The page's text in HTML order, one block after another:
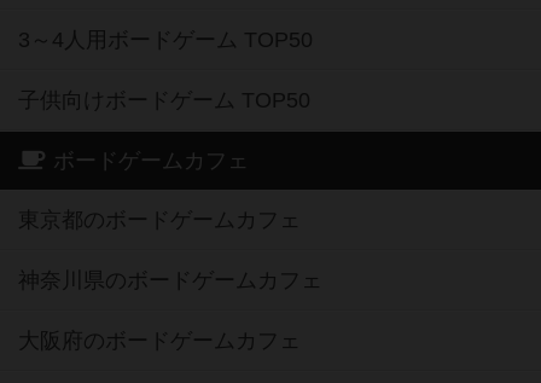
3～4人用ボードゲーム TOP50
子供向けボードゲーム TOP50
ボードゲームカフェ
東京都のボードゲームカフェ
神奈川県のボードゲームカフェ
大阪府のボードゲームカフェ